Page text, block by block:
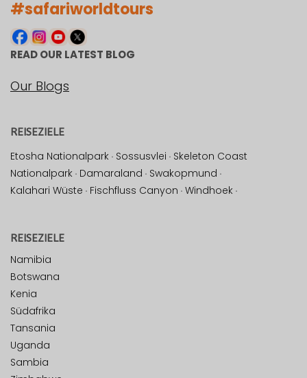
#safariworldtours
READ OUR LATEST BLOG
Our Blogs
REISEZIELE
Etosha Nationalpark · Sossusvlei · Skeleton Coast
Nationalpark · Damaraland · Swakopmund ·
Kalahari Wüste · Fischfluss Canyon · Windhoek ·
REISEZIELE
Namibia
Botswana
Kenia
Südafrika
Tansania
Uganda
Sambia